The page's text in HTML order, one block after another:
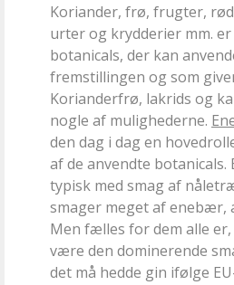
Koriander, frø, frugter,
urter og krydderier mm.
botanicals, der kan
fremstillingen og som
Korianderfrø, lakrids og
nogle af mulighederne.
den dag i dag en
af de anvendte
typisk med smag af
smager meget af enebær,
Men fælles for dem alle
være den dominerende
det må hedde gin ifølge